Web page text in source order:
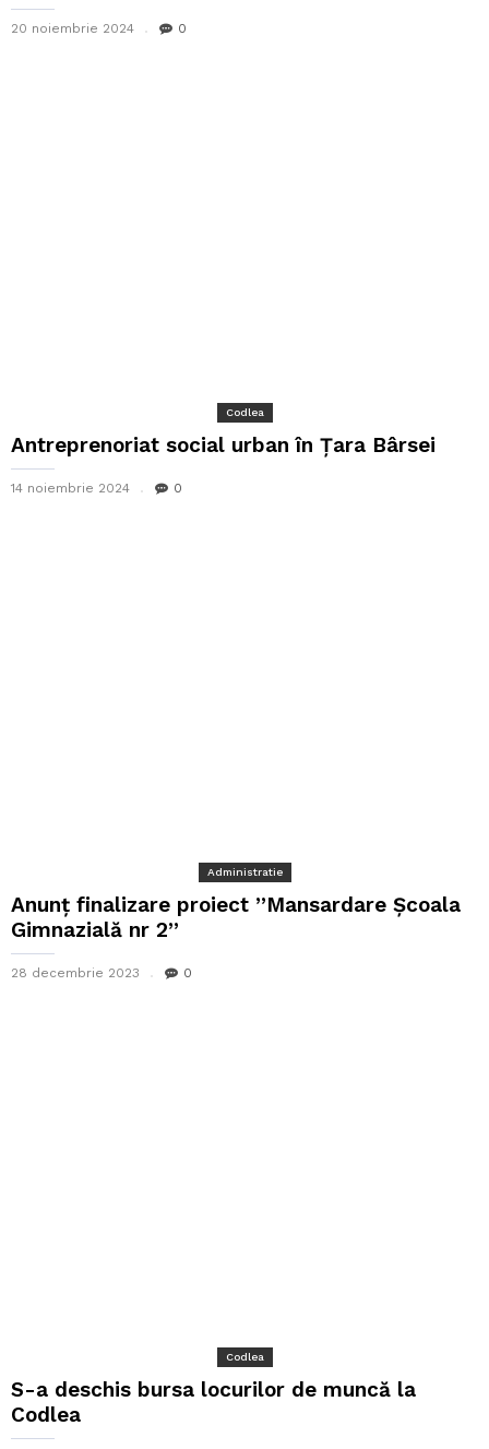
20 noiembrie 2024 0
Codlea
Antreprenoriat social urban în Țara Bârsei
14 noiembrie 2024 0
Administratie
Anunț finalizare proiect ”Mansardare Școala
Gimnazială nr 2”
28 decembrie 2023 0
Codlea
S-a deschis bursa locurilor de muncă la
Codlea